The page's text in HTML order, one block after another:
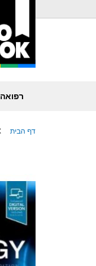
to
Content
רפואה
דף הבית
גלריית
תמונות